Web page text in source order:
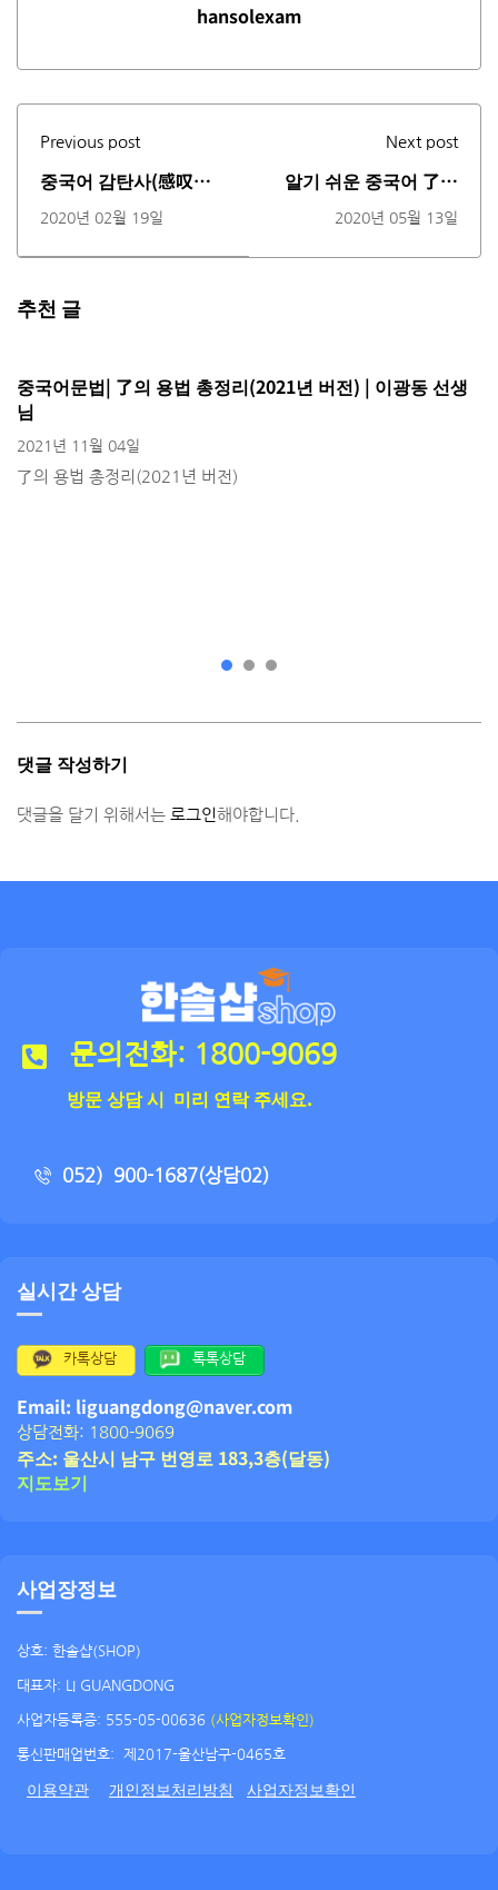
hansolexam
Previous post
중국어 감탄사(感叹词)
啊、吧、呢 (동영상)
2020년 02월 19일
Next post
알기 쉬운 중국어 了의
용법 총정리 이광동선생
님
2020년 05월 13일
추천 글
중국어문법| 了의 용법 총정리(2021년 버전) | 이광동 선생
님
2021년 11월 04일
了의 용법 총정리(2021년 버전)
댓글 작성하기
댓글을 달기 위해서는 로그인해야합니다.
문의전화: 1800-9069
방문 상담 시 미리 연락 주세요.
052）900-1687(상담02)
실시간 상담
카톡상담 톡톡상담
Email: liguangdong@naver.com
상담전화: 1800-9069
주소: 울산시 남구 번영로 183,3층(달동)
지도보기
사업장정보
상호: 한솔샵(SHOP)
대표자: LI GUANGDONG
사업자등록증: 555-05-00636 (사업자정보확인)
통신판매업번호: 제2017-울산남구-0465호
이용약관 개인정보처리방침 사업자정보확인